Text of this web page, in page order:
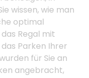
wissen, wie man
optimal
Regal mit
Parken Ihrer
für Sie an
angebracht,